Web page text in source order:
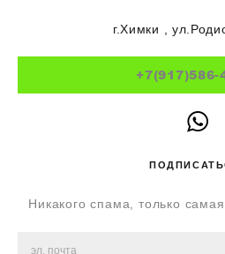
г.Химки ,
+7(917)586-
Никакого спама, только